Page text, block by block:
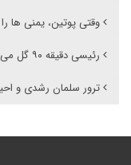
وقتی پوتین، یمنی ها
رئیسی دقیقه ۹۰ گل می‌زند؟!
ترور سلمان رشدی و